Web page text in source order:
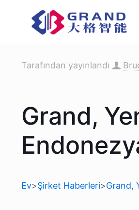
Tarafından yayınlandı
Grand,
Ev>Şirket Haberleri>Grand,